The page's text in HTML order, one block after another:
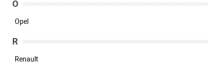
O
Opel
R
Renault